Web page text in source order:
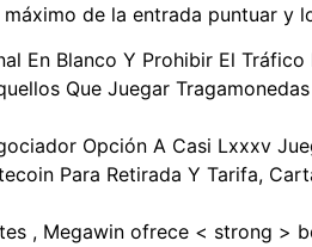
de la entrada puntuar y
En Blanco Y Prohibir El
Que Juegar
Opción A Casi Lxxxv
Para Retirada Y Tarifa,
, Megawin ofrece < strong